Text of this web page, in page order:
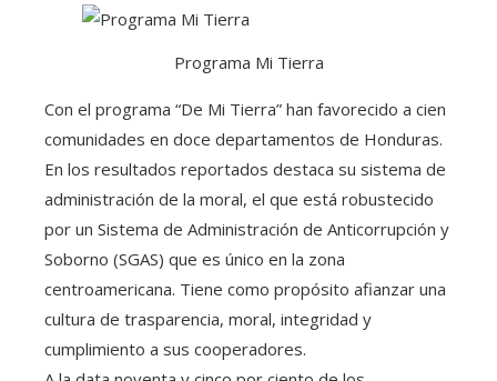
Programa Mi Tierra
Con el programa “De Mi Tierra” han favorecido a cien
comunidades en doce departamentos de Honduras.
En los resultados reportados destaca su sistema de
administración de la moral, el que está robustecido
por un Sistema de Administración de Anticorrupción y
Soborno (SGAS) que es único en la zona
centroamericana. Tiene como propósito afianzar una
cultura de trasparencia, moral, integridad y
cumplimiento a sus cooperadores.